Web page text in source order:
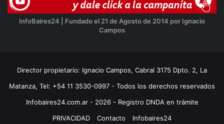
InfoBaires24 | Fundado el 21 de Agosto de 2014 por Ignacio
Campos
Director propietario: Ignacio Campos, Cabral 3175 Dpto. 2, La
Matanza, Tel: +54 11 3530-0997 - Todos los derechos reservados
Infobaires24.com.ar - 2026 - Registro DNDA en trámite
PRIVACIDAD
Contacto Infobaires24